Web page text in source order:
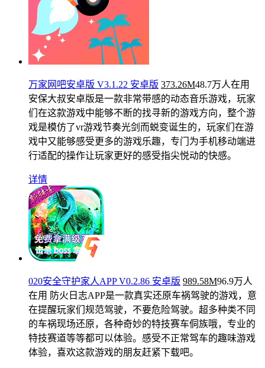
万家网吧安卓版 V3.1.22 安卓版 373.26M48.7万人在用
安保大叔安卓版是一款非常带感的动态音乐游戏，玩家
们在这款游戏中能够不断的找寻新的游戏方向，整个游
戏是模仿了vr游戏节奏光剑而蜕变诞生的，玩家们在游
戏中又能够感受更多的游戏乐趣，专门为手机移动端进
行适配的操作让玩家更好的感受指尖悦动的快感。
详情
020安全守护家人APP V0.2.86 安卓版 989.58M96.9万人
在用 防火日志APP是一款真实还原车祸驾驶的游戏，意
在提醒玩家们规范驾驶，不要危险驾驶。超多种类不同
的车祸现场还原，各种奇妙的特技赛车侗族哦，专业的
特技赛道等等都可以体验。感受不正常驾车的趣味游戏
体验，喜欢这款游戏的朋友赶紧下载吧。